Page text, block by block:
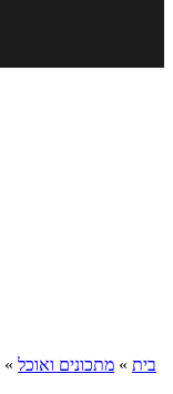
בית » מתכונים ואוכל »